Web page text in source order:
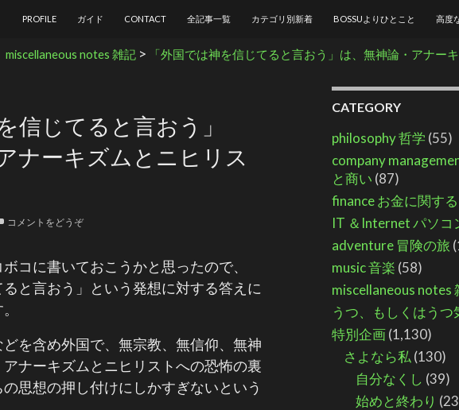
PROFILE
ガイド CONTACT 全記事一覧 カテゴリ別新着 BOSSUよりひとこと 高度
miscellaneous notes 雑記 > 「外国では神を信じてると言おう」は、無神論・アナー
信じてると言おう」
ナーキズムとニヒリス
コメントをどうぞ
コに書いておこうかと思ったので、
ると言おう」という発想に対する答えに
を含め外国で、無宗教、無信仰、無神
ナーキズムとニヒリストへの恐怖の裏
思想の押し付けにしかすぎないという
CATEGORY
philosophy 哲学 (55)
company
と商い (87)
finance お金に関す
IT ＆Internet パソコ
adventure 冒険の旅
music 音楽 (58)
miscellaneous notes
うつ、もしくはうつ
特別企画(1,130)
さよなら私 (130)
自分なくし (39)
始めと終わり